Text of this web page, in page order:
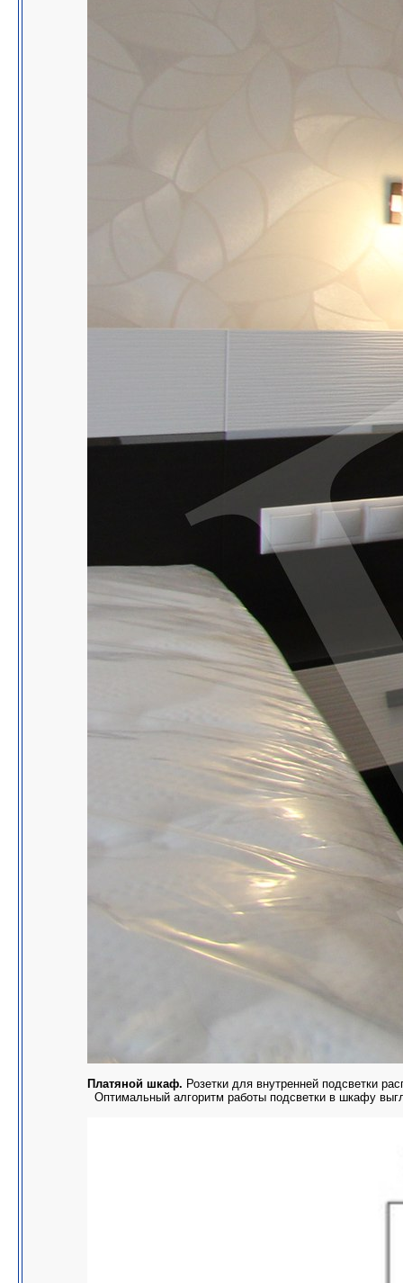
Платяной шкаф. Розетки для внутренней подсветки
Оптимальный алгоритм работы подсветки в шкафу